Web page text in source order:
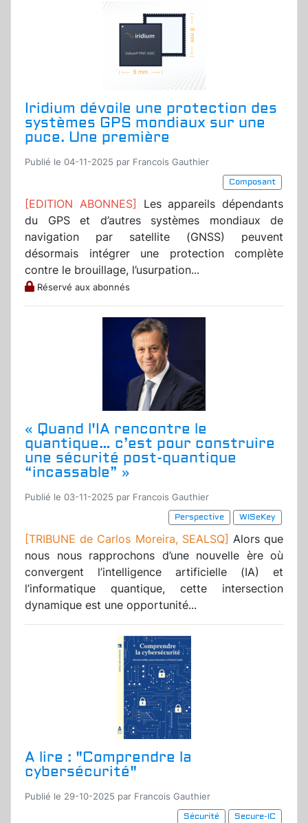
Iridium dévoile une protection des
systèmes GPS mondiaux sur une
puce. Une première
Publié le 04-11-2025 par Francois Gauthier
Composant
[EDITION ABONNES] Les appareils dépendants
du GPS et d’autres systèmes mondiaux de
navigation par satellite (GNSS) peuvent
désormais intégrer une protection complète
contre le brouillage, l’usurpation...
Réservé aux abonnés
« Quand l'IA rencontre le
quantique… c’est pour construire
une sécurité post-quantique
“incassable” »
Publié le 03-11-2025 par Francois Gauthier
Perspective
WISeKey
[TRIBUNE de Carlos Moreira, SEALSQ] Alors que
nous nous rapprochons d’une nouvelle ère où
convergent l’intelligence artificielle (IA) et
l’informatique quantique, cette intersection
dynamique est une opportunité...
A lire : "Comprendre la
cybersécurité"
Publié le 29-10-2025 par Francois Gauthier
Sécurité
Secure-IC